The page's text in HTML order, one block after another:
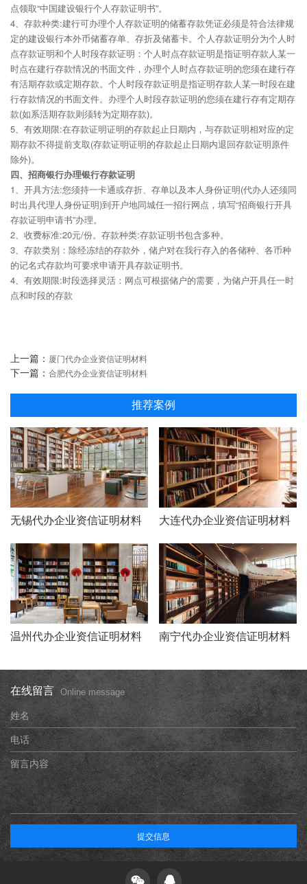
点领取“中国建设银行个人存款证明书”。
4、存款种类:建行可办理个人存款证明的储蓄存款凭证必须是符合法律规
定的建设银行本外币储蓄存单、存折及储蓄卡。个人存款证明分为个人时
点存款证明和个人时段存款证明：个人时点存款证明是指证明存款人某一
时点在建行存款情况的书面文件，办理个人时点存款证明的您须在建行存
有活期存款或定期存款。个人时段存款证明是指证明存款人某一时段在建
行存款情况的书面文件。办理个人时段存款证明的您须在建行存有定期存
款(如系活期存款则须转为定期存款)。
5、有效期限:在存款证明证明的存款起止日期内，与存款证明相对应的定
期存款不得提前支取(存款证明证明的存款起止日期内退回存款证明原件
除外)。
四、招商银行办理银行存款证明
1、开具方法:您须持一卡通或存折、存单以及本人身份证明(代办人还须同
时出具代理人身份证明)到开户地同城任一招行网点，填写“招商银行开具
存款证明申请书”办理。
2、收费标准:20元/份。存款种类:存款证明书包含多种。
3、存款类别：除经冻结的存款外，储户对在我行存入的各储种、各币种
的记名式存款均可要求申请开具存款证明书。
4、有效期限:时段选择灵活：网点可根据储户的需要，为储户开具任一时
点和时段的存款
上一篇： 厦门代办企业资信证明材料
下一篇： 合肥代办企业资信证明材料
推荐案例
无锡代办企业资信证明材料 大连代办企业资信证明材料
温州代办企业资信证明材料 南宁代办企业资信证明材料
在线留言 Online message
姓名
电话
留言内容
提交信息